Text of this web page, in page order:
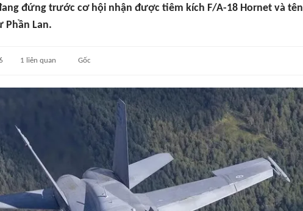
đứng trước cơ hội nhận được tiêm kích F/A-18 Hornet và tên
Phần Lan.
1 liên quan Gốc